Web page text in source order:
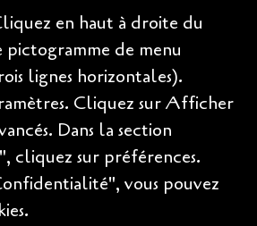
en haut à droite du
pictogramme de menu
lignes horizontales).
Cliquez sur Afficher
Dans la section
cliquez sur préférences.
vous pouvez